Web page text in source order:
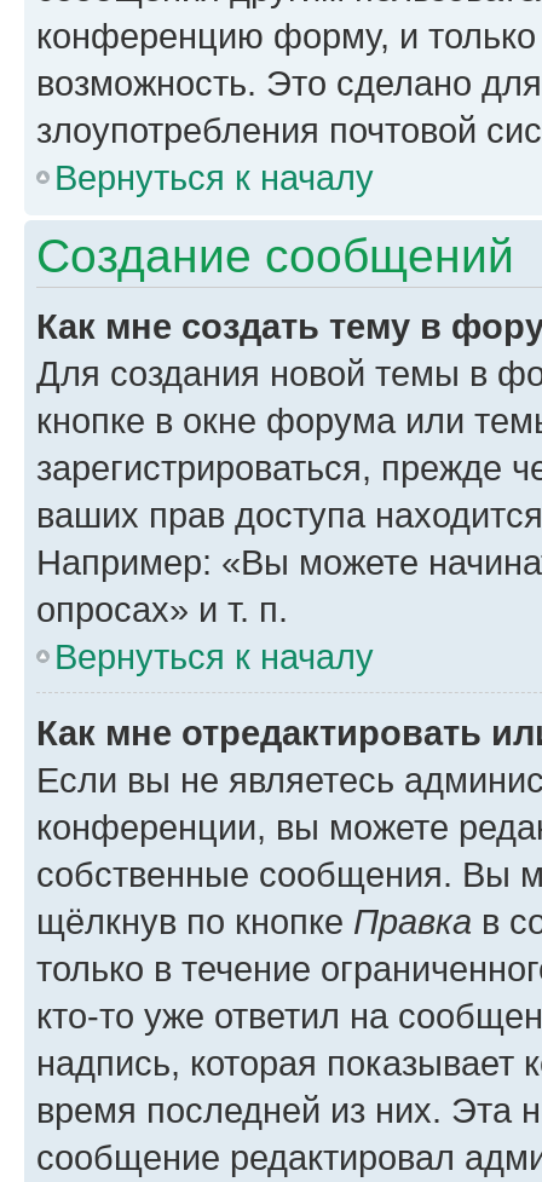
конференцию форму, и
возможность. Это сделано
злоупотребления почтовой
Вернуться к началу
Создание сообщений
Как мне создать тему в
Для создания новой темы в
кнопке в окне форума или
зарегистрироваться, прежде
ваших прав доступа
Например: «Вы можете
опросах» и т. п.
Вернуться к началу
Как мне отредактировать
Если вы не являетесь
конференции, вы можете
собственные сообщения. Вы
щёлкнув по кнопке Правка в
только в течение
кто-то уже ответил на
надпись, которая показывает
время последней из них. Эта
сообщение редактировал